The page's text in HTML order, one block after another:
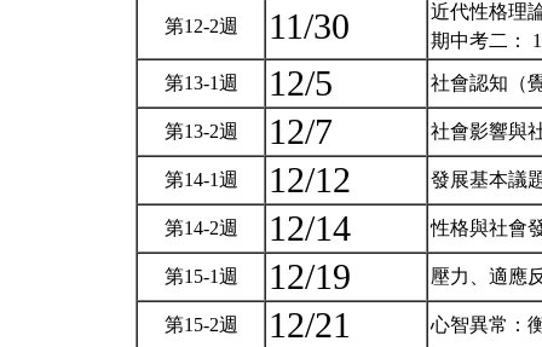
第12-2週 11/30
近代性格理
期中考二：
第13-1週 12/5 社會認知（
第13-2週 12/7 社會影響與
第14-1週 12/12 發展基本議
第14-2週 12/14 性格與社會
第15-1週 12/19 壓力、適應
第15-2週 12/21 心智異常：